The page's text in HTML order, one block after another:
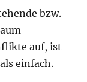
bzw.
auf, ist
einfach.